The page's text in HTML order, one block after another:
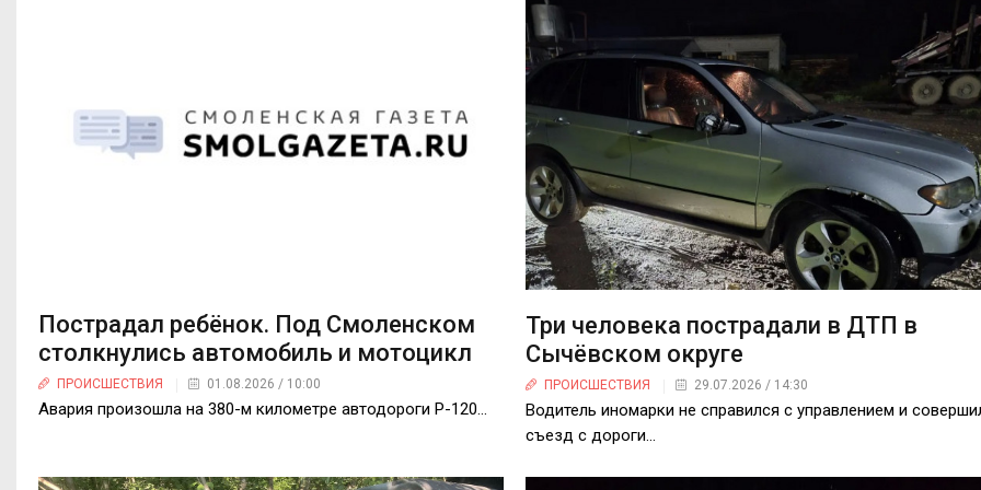
Пострадал ребёнок. Под Смоленском
столкнулись автомобиль и мотоцикл
ПРОИСШЕСТВИЯ 01.08.2026 / 10:00
Авария произошла на 380-м километре автодороги Р-120...
Три человека пострадали в ДТП в
Сычёвском округе
ПРОИСШЕСТВИЯ 29.07.2026 / 14:30
Водитель иномарки не справился с управлением и
съезд с дороги…